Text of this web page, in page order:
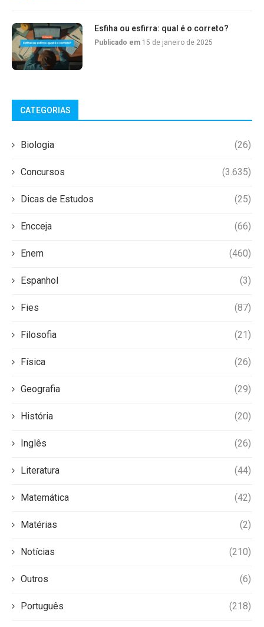
Esfiha ou esfirra: qual é o correto?
Publicado em 15 de janeiro de 2025
CATEGORIAS
Biologia (26)
Concursos (3.635)
Dicas de Estudos (25)
Encceja (66)
Enem (460)
Espanhol (3)
Fies (87)
Filosofia (21)
Física (26)
Geografia (29)
História (20)
Inglês (26)
Literatura (44)
Matemática (42)
Matérias (2)
Notícias (210)
Outros (6)
Português (218)